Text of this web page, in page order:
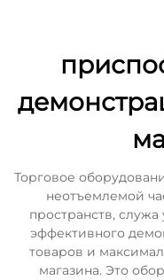
Торговое
неотъемлемой
пространств,
эффективного
товаров и
магазина. Это